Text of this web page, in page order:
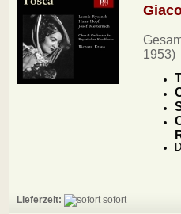
1953)
Lieferzeit: sofort